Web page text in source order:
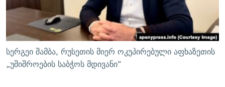
ᲛᲝᲚᲐᲞᲐᲠᲐᲙᲔ ᲢᲔᲥᲡᲢᲔᲑᲘ
ᲨᲘᲜ - ᲣᲪᲮᲝᲔᲗᲨᲘ
ᲚᲘᲢᲔᲠᲐᲢᲣᲠᲣᲚᲘ ᲬᲐᲮᲜᲐᲒᲔᲑᲘ
ᲐᲛᲔᲠᲘᲙᲣᲚᲘ ᲛᲝᲗᲮᲠᲝᲑᲐ
ᲩᲔᲛᲘ ᲡᲘᲙᲕᲓᲘᲚᲘᲡ ᲛᲘᲖᲔᲖᲘᲐ COVID-19
11 ᲬᲔᲚᲘ - 11 ᲐᲛᲑᲐᲕᲘ
ᲡᲐᲞᲐᲠᲚᲐᲛᲔᲜᲢᲝ ᲐᲠᲩᲔᲕᲜᲔᲑᲘᲡ ᲘᲡᲢᲝᲠᲘᲐ
ᲑᲐᲕᲨᲕᲔᲑᲘ ᲞᲠᲝᲡᲢᲘᲢᲣᲪᲘᲐᲨᲘ - ᲐᲛᲝᲣᲗᲥᲛᲔᲚᲘ ᲐᲛᲑᲐᲕᲘ
ᲒᲐᲛᲝᲘᲬᲔᲠᲔ
სერგეი შამბა, რუსეთის მიერ ოკუპირებული აფხაზეთის
„უშიშროების საბჭოს მდივანი"